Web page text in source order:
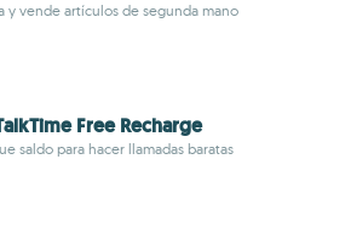
y vende artículos de segunda mano
Free Recharge
saldo para hacer llamadas baratas